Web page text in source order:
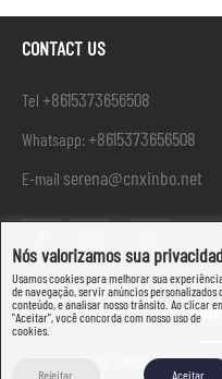
CONTACT US
Tel +8615373656508
Whatsapp:+8615373656508
E-mail serena@cnxinbo.net
estamos sempre aqui
Nós valorizamos sua
Usamos cookies para melhorar sua
de navegação, servir anúncios personalizados
conteúdo, e analisar nosso trânsito. Ao clicar
"Aceitar", você concorda com nosso uso de
cookies.
Rejeitar Aceitar